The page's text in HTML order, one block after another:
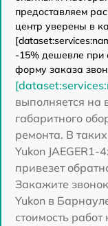
предоставляем
центр уверены в
-15% дешевле при
форму заказа
выполняется на
габаритного
ремонта. В
Yukon
привезет
Закажите
Yukon в
стоимость